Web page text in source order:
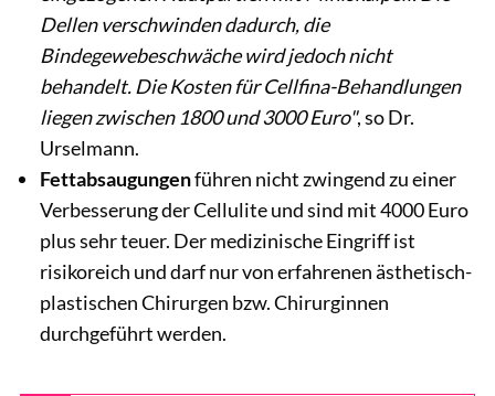
Dellen verschwinden dadurch, die
Bindegewebeschwäche wird jedoch nicht
behandelt. Die Kosten für Cellfina-Behandlungen
liegen zwischen 1800 und 3000 Euro", so Dr.
Urselmann.
Fettabsaugungenführen nicht zwingend zu einer
Verbesserung der Cellulite und sind mit 4000 Euro
plus sehr teuer. Der medizinische Eingriff ist
risikoreich und darf nur von erfahrenen ästhetisch-
plastischen Chirurgen bzw. Chirurginnen
durchgeführt werden.